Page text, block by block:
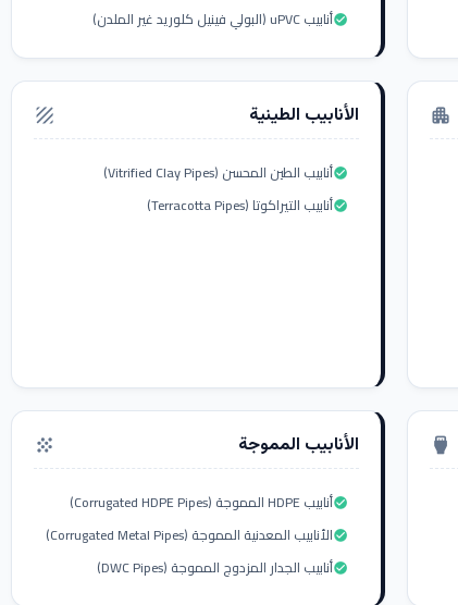
أنابيب uPVC (البولي فينيل كلوريد غير الملدن)check_circle
apartment الأنابيب الطينية texture
أنابيب الطين المحسن (Vitrified Clay Pipes)check_circle
أنابيب التيراكوتا (Terracotta Pipes)check_circle
settings_input_hdmi الأنابيب المموجة grain
أنابيب HDPE المموجة (Corrugated HDPE Pipes)check_circle
الأنابيب المعدنية المموجة (Corrugated Metal Pipes)check_circle
أنابيب الجدار المزدوج المموجة (DWC Pipes)check_circle